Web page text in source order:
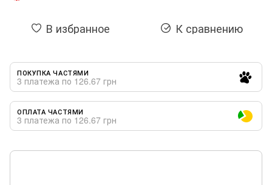
В избранное К сравнению
ПОКУПКА ЧАСТЯМИ
3 платежа по 126.67 грн
ОПЛАТА ЧАСТЯМИ
3 платежа по 126.67 грн